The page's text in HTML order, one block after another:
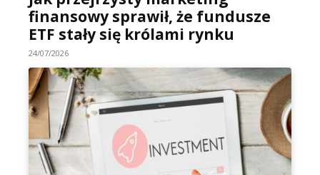
finansowy sprawił, że fundusze
ETF stały się królami rynku
24/07/2026